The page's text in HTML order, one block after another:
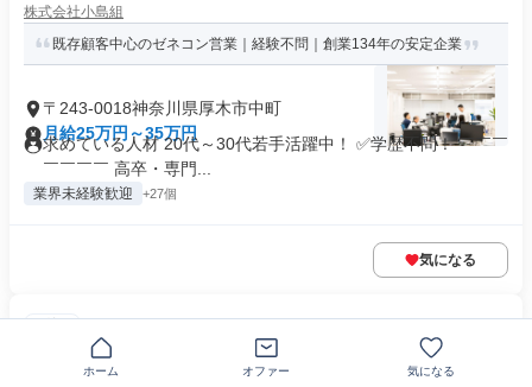
株式会社小島組
既存顧客中心のゼネコン営業｜経験不問｜創業134年の安定企業
〒243-0018神奈川県厚木市中町
月給25万円～35万円
求めている人材 20代～30代若手活躍中！ ✅学歴不問！ ￣￣￣
￣￣￣￣ 高卒・専門...
業界未経験歓迎 +27個
気になる
正社員
2月1日オープン ナーシングホームの介護士
株式会社アトラクションホールディングス
ホーム オファー 気になる